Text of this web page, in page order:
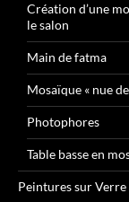
Création d’une
le salon
Main de fatma
Mosaïque « nue
Photophores
Table basse en
Peintures sur Verre